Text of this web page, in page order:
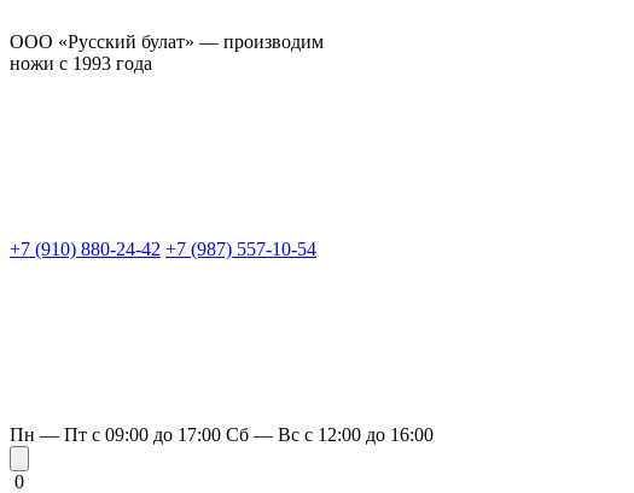
ООО «Русский булат» — производим
ножи с 1993 года
+7 (910) 880-24-42 +7 (987) 557-10-54
Пн — Пт с 09:00 до 17:00 Сб — Вс с 12:00 до 16:00
0